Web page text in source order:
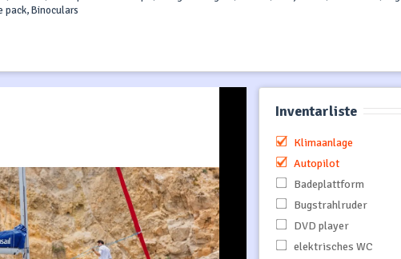
pack, Binoculars
Inventarliste
Klimaanlage
Autopilot
Badeplattform
Bugstrahlruder
DVD player
elektrisches WC